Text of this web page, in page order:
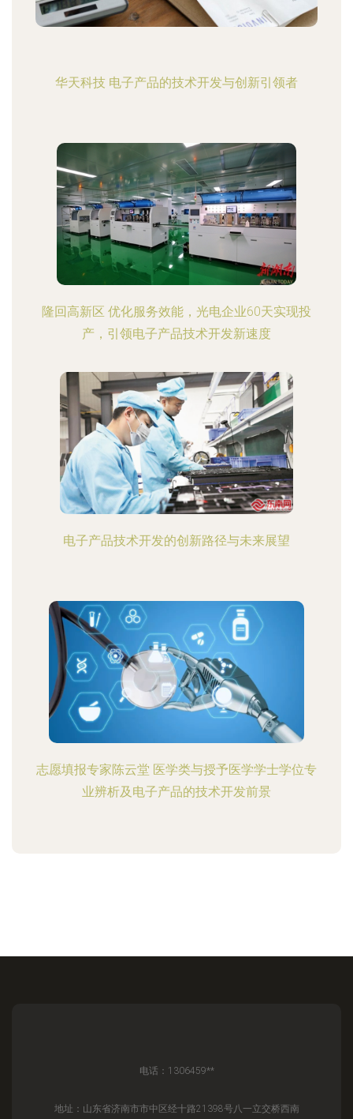
华天科技 电子产品的技术开发与创新引领者
隆回高新区 优化服务效能，光电企业60天实现投
产，引领电子产品技术开发新速度
电子产品技术开发的创新路径与未来展望
志愿填报专家陈云堂 医学类与授予医学学士学位专
业辨析及电子产品的技术开发前景
电话：1306459**
地址：山东省济南市市中区经十路21398号八一立交桥西南